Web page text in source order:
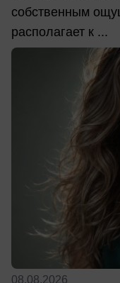
собственным
располагает к ...
08.08.2026